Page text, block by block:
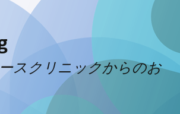
スクリニックからのお